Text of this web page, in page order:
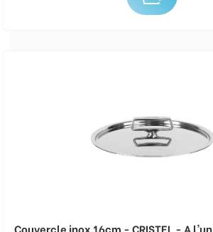
Couvercle inox 16cm - CRISTEL - A